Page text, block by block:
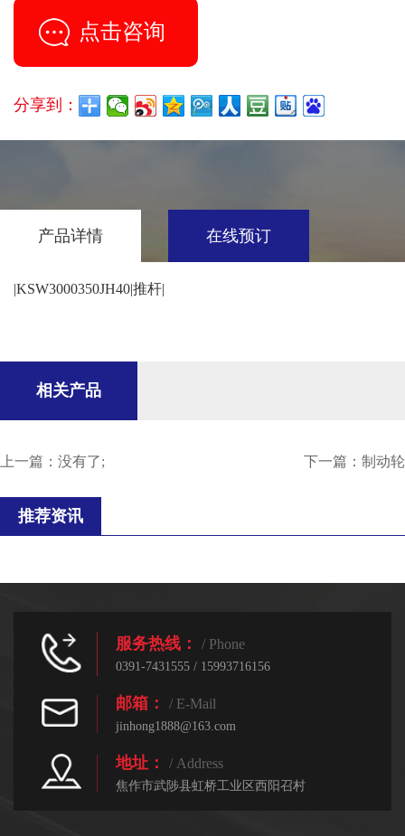
点击咨询
分享到：
产品详情 在线预订
|KSW3000350JH40|推杆|
相关产品
上一篇：没有了; 下一篇： 制动轮
推荐资讯
服务热线： / Phone
0391-7431555 / 15993716156
邮箱： / E-Mail
jinhong1888@163.com
地址： / Address
焦作市武陟县虹桥工业区西阳召村